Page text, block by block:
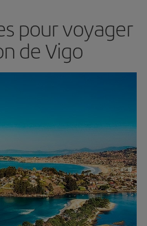
pour voyager
de Vigo